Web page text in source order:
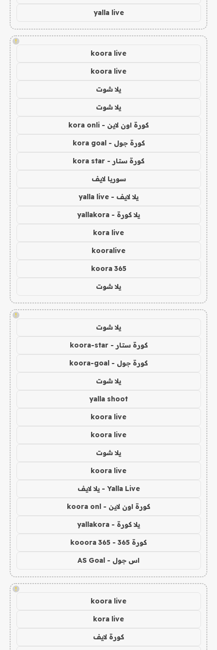
yalla live
!
koora live
koora live
يلا شوت
يلا شوت
كورة اون لاين - kora onli
كورة جول - kora goal
كورة ستار - kora star
سوريا لايف
يلا لايف - yalla live
يلا كورة - yallakora
kora live
kooralive
koora 365
يلا شوت
!
يلا شوت
كورة ستار - koora-star
كورة جول - koora-goal
يلا شوت
yalla shoot
koora live
koora live
يلا شوت
koora live
Yalla Live - يلا لايف
كورة اون لاين - koora onl
يلا كورة - yallakora
كورة 365 - kooora 365
اس جول - AS Goal
!
koora live
kora live
كورة لايف